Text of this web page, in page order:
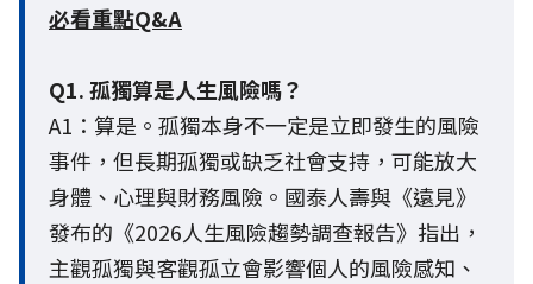
必看重點Q&A
Q1. 孤獨算是人生風險嗎？
A1：算是。孤獨本身不一定是立即發生的風險
事件，但長期孤獨或缺乏社會支持，可能放大
身體、心理與財務風險。國泰人壽與《遠見》
發布的《2026人生風險趨勢調查報告》指出，
主觀孤獨與客觀孤立會影響個人的風險感知、